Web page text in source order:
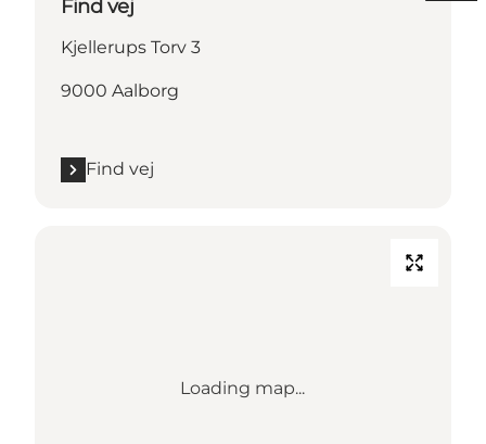
Find vej
Kjellerups Torv 3
9000 Aalborg
Find vej
Loading map...